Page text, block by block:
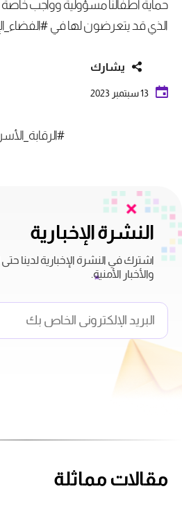
حماية أطفالنا مسؤولية وواجب
الذي قد يتعرضون لها في
يشارك
13 سبتمبر 2023
النشرة الإخبارية
اشترك في النشرة الإخبارية لدينا
والأخبار الأمنية.
مقالات مماثلة